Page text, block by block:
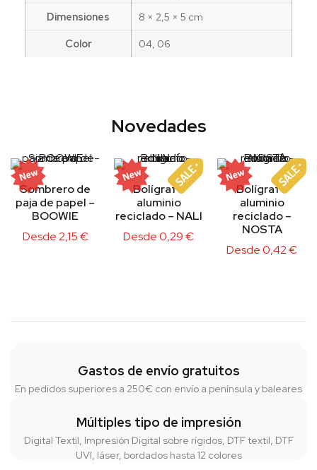
Dimensiones
8 × 2,5 × 5 cm
Color
04, 06
Novedades
Sombrero de
paja de papel –
BOOWIE
Desde2,15€
Bolígrafo
aluminio
reciclado – NALI
Desde0,29€
Bolígrafo
aluminio
reciclado –
NOSTA
Desde0,42€
Gastos de envío gratuitos
En pedidos superiores a 250€ con envío a península y baleares
Múltiples tipo de impresión
Digital Textil, Impresión Digital sobre rígidos, DTF textil, DTF
UVI, láser, bordados hasta 12 colores